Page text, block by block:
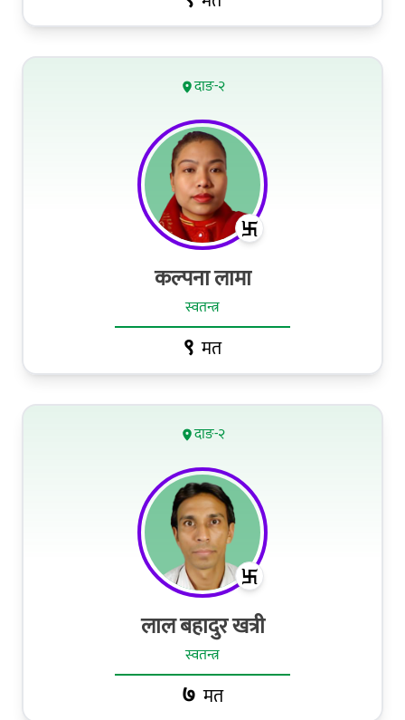
दाङ-२
कल्‍पना लामा
स्वतन्त्र
९ मत
दाङ-२
लाल बहादुर खत्री
स्वतन्त्र
७ मत